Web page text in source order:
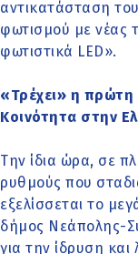
αντικατάσταση
φωτισμού με νέας
φωτιστικά LED».
«Τρέχει» η πρώτη
Κοινότητα στην
Την ίδια ώρα, σε
ρυθμούς που
εξελίσσεται το
δήμος Νεάπολης-
για την ίδρυση και